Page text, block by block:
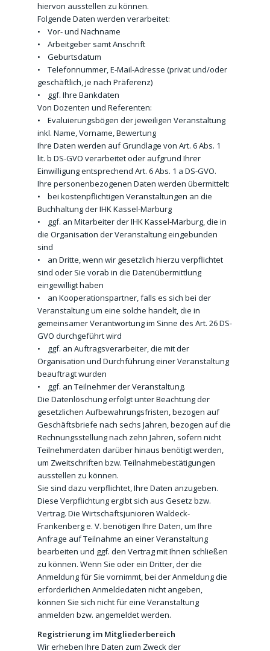
hiervon ausstellen zu können.
Folgende Daten werden verarbeitet:
• Vor- und Nachname
• Arbeitgeber samt Anschrift
• Geburtsdatum
• Telefonnummer, E-Mail-Adresse (privat und/oder
geschäftlich, je nach Präferenz)
• ggf. Ihre Bankdaten
Von Dozenten und Referenten:
• Evaluierungsbögen der jeweiligen Veranstaltung
inkl. Name, Vorname, Bewertung
Ihre Daten werden auf Grundlage von Art. 6 Abs. 1
lit. b DS-GVO verarbeitet oder aufgrund Ihrer
Einwilligung entsprechend Art. 6 Abs. 1 a DS-GVO.
Ihre personenbezogenen Daten werden übermittelt:
• bei kostenpflichtigen Veranstaltungen an die
Buchhaltung der IHK Kassel-Marburg
• ggf. an Mitarbeiter der IHK Kassel-Marburg, die in
die Organisation der Veranstaltung eingebunden
sind
• an Dritte, wenn wir gesetzlich hierzu verpflichtet
sind oder Sie vorab in die Datenübermittlung
eingewilligt haben
• an Kooperationspartner, falls es sich bei der
Veranstaltung um eine solche handelt, die in
gemeinsamer Verantwortung im Sinne des Art. 26 DS-
GVO durchgeführt wird
• ggf. an Auftragsverarbeiter, die mit der
Organisation und Durchführung einer Veranstaltung
beauftragt wurden
• ggf. an Teilnehmer der Veranstaltung.
Die Datenlöschung erfolgt unter Beachtung der
gesetzlichen Aufbewahrungsfristen, bezogen auf
Geschäftsbriefe nach sechs Jahren, bezogen auf die
Rechnungsstellung nach zehn Jahren, sofern nicht
Teilnehmerdaten darüber hinaus benötigt werden,
um Zweitschriften bzw. Teilnahmebestätigungen
ausstellen zu können.
Sie sind dazu verpflichtet, Ihre Daten anzugeben.
Diese Verpflichtung ergibt sich aus Gesetz bzw.
Vertrag. Die Wirtschaftsjunioren Waldeck-
Frankenberg e. V. benötigen Ihre Daten, um Ihre
Anfrage auf Teilnahme an einer Veranstaltung
bearbeiten und ggf. den Vertrag mit Ihnen schließen
zu können. Wenn Sie oder ein Dritter, der die
Anmeldung für Sie vornimmt, bei der Anmeldung die
erforderlichen Anmeldedaten nicht angeben,
können Sie sich nicht für eine Veranstaltung
anmelden bzw. angemeldet werden.
Registrierung im Mitgliederbereich
Wir erheben Ihre Daten zum Zweck der